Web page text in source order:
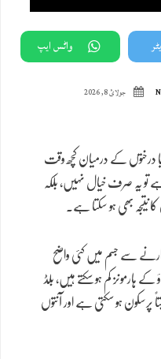
واٹس ایپ
جولائ 8, 2026
درختوں کے درمیان کچھ وقت
تو یہ صرف خیال نہیں، بلکہ
نتیجہ بھی ہو سکتا ہے۔
سے جسم میں کئی واضح
ہارمونز کم ہو سکتے ہیں، بلڈ
پرسکون ہو سکتی ہے اور آنتوں